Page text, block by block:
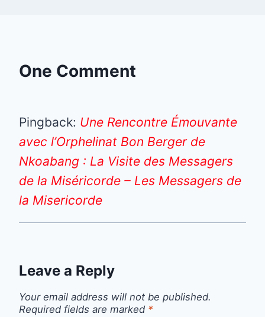
One Comment
Pingback: Une Rencontre Émouvante
avec l’Orphelinat Bon Berger de
Nkoabang : La Visite des Messagers
de la Miséricorde – Les Messagers de
la Misericorde
Leave a Reply
Your email address will not be published.
Required fields are marked *